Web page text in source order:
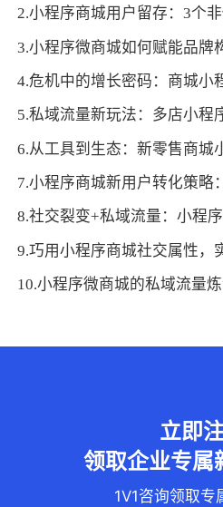
7.小程序商城新用户转化策略
9.巧用小程序商城社交属性，
立即
领取企业专属
1V1咨询领取专